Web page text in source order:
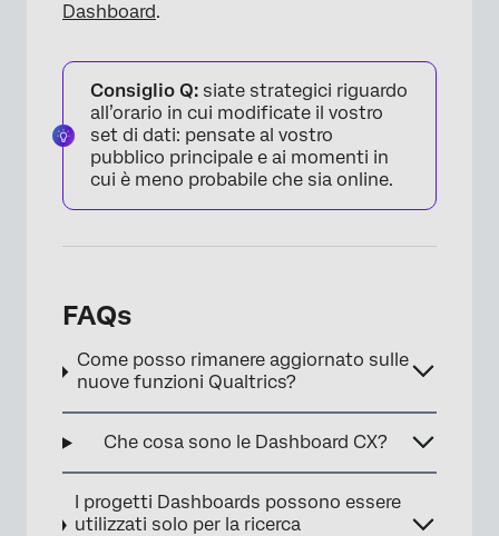
×
Dashboard.
Consiglio Q: siate strategici riguardo
all’orario in cui modificate il vostro
set di dati: pensate al vostro
pubblico principale e ai momenti in
cui è meno probabile che sia online.
FAQs
Come posso rimanere aggiornato sulle
nuove funzioni Qualtrics?
Che cosa sono le Dashboard CX?
I progetti Dashboards possono essere
utilizzati solo per la ricerca